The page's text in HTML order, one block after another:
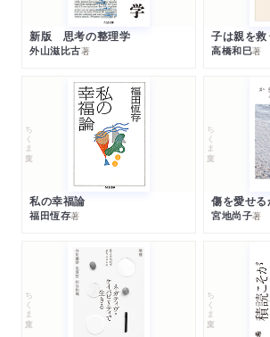
新版 思考の整理学
外山滋比古著 高橋和巳著
ちくま文庫
私の幸福論
福田恆存著
ちくま文庫
傷を愛せ
宮地尚子著
ちくま文庫 ちくま文庫